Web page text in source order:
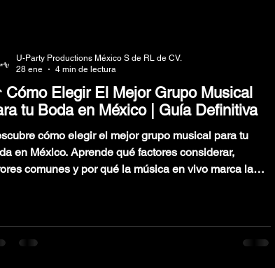
Cómo Elegir El Mejor Grupo Musical
tu Boda en México | Guía Definitiva
cómo elegir el mejor grupo musical para tu
Aprende qué factores considerar,
comunes y por qué la música en vivo marca la
U-Party Productions México S de RL de CV.
28 ene
4 min de lectura